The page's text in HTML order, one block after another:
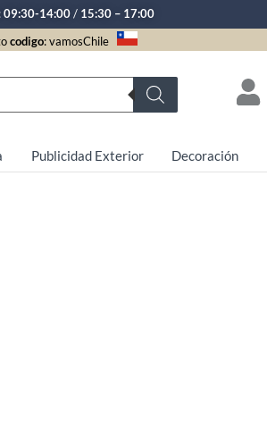
09:30-14:00/ 15:30 – 17:00
codigo: vamosChile
Publicidad Exterior Decoración